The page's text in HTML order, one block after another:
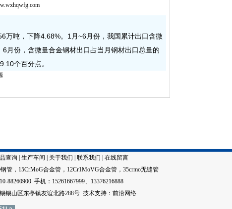
吨，下降4.68%。1月~6月份，我国累计出口含微
月份，含微量合金钢材出口占当月钢材出口总量的
个百分点。
查询 生产车间 关于我们 联系我们
在线留言
管 ， 15CrMoG合金管 ， 12Cr1MoVG合金管 ， 35crmo无缝管
88260900 手机：15261667999、13376216888
锡山区东亭镇友谊北路288号 技术支持：前沿网络